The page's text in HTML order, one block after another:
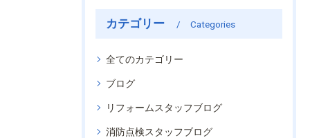
カテゴリー Categories
全てのカテゴリー
ブログ
リフォームスタッフブログ
消防点検スタッフブログ